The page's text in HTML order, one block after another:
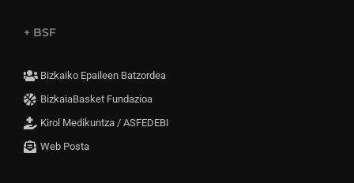
+ BSF
Bizkaiko Epaileen Batzordea
BizkaiaBasket Fundazioa
Kirol Medikuntza / ASFEDEBI
Web Posta